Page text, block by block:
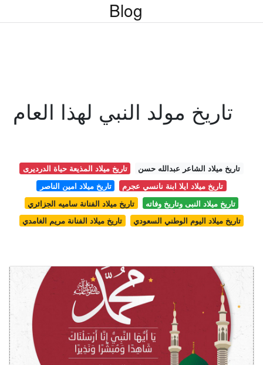
Blog
تاريخ مولد النبي لهذا العام
تاريخ ميلاد المذيعة حياة الدرديرى
تاريخ ميلاد الشاعر عبدالله حسن
تاريخ ميلاد امين الناصر
تاريخ ميلاد ايلا ابنة نانسي عجرم
تاريخ ميلاد الفنانة ساميه الجزائري
تاريخ ميلاد النبى وتاريخ وفاته
تاريخ ميلاد الفنانة مريم الغامدي
تاريخ ميلاد اليوم الوطني السعودي